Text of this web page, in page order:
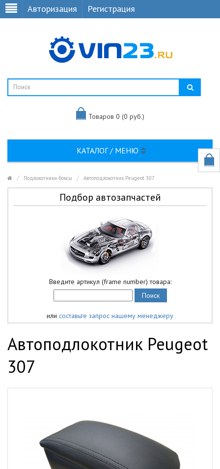
Авторизация Регистрация
Товаров 0 (0 руб.)
КАТАЛОГ / МЕНЮ
Подлокотники-боксы Автоподлокотник Peugeot 307
Подбор автозапчастей
Введите артикул (frame number) товара:
или составьте запрос нашему менеджеру
Автоподлокотник Peugeot
307